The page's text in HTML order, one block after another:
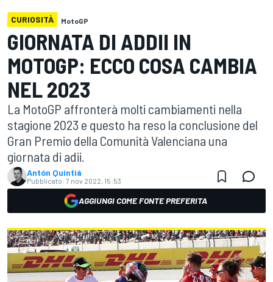
CURIOSITÀ MotoGP
GIORNATA DI ADDII IN
MOTOGP: ECCO COSA CAMBIA
NEL 2023
La MotoGP affronterà molti cambiamenti nella
stagione 2023 e questo ha reso la conclusione del
Gran Premio della Comunità Valenciana una
giornata di adii.
Antón Quintiá
Pubblicato: 7 nov 2022, 15:53
AGGIUNGI COME FONTE PREFERITA